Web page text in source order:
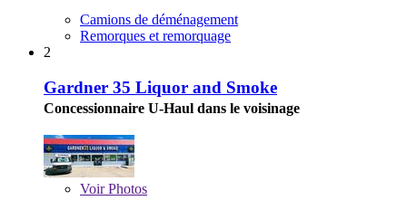
Camions de déménagement
Remorques et remorquage
2
Gardner 35 Liquor and Smoke
Concessionnaire U-Haul dans le voisinage
VoirPhotos